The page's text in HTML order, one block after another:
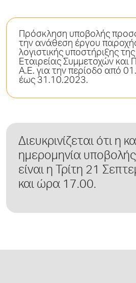
Πρόσκληση υποβολής
την ανάθεση έργου
λογιστικής υποστήριξης
Εταιρείας Συμμετοχών και
Α.Ε. για την περίοδο από
έως 31.10.2023.
Διευκρινίζεται ότι η
ημερομηνία
είναι η Τρίτη 21
και ώρα 17.00.